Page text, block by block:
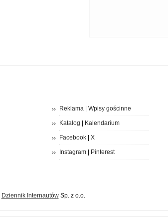
Reklama | Wpisy gościnne
Katalog | Kalendarium
Facebook| X
Instagram| Pinterest
Dziennik InternautówSp. z o.o.